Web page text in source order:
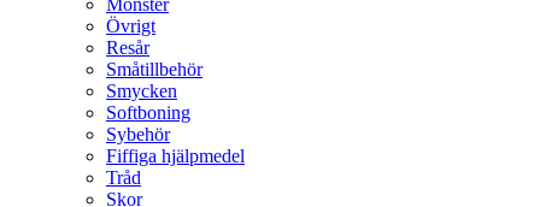
Mönster
Övrigt
Resår
Småtillbehör
Smycken
Softboning
Sybehör
Fiffiga hjälpmedel
Tråd
Skor